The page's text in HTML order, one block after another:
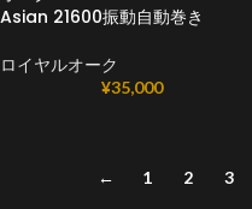
Asian 21600振動自動巻き
ロイヤルオーク
¥35,000
← 1 2 3